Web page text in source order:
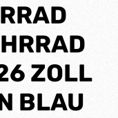
ZOLL
BLAU